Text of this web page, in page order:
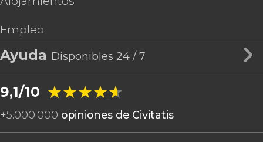
Empleo
Ayuda Disponibles 24 / 7
9,1/10 ★★★★★
★★★★★
+5.000.000 opiniones de Civitatis